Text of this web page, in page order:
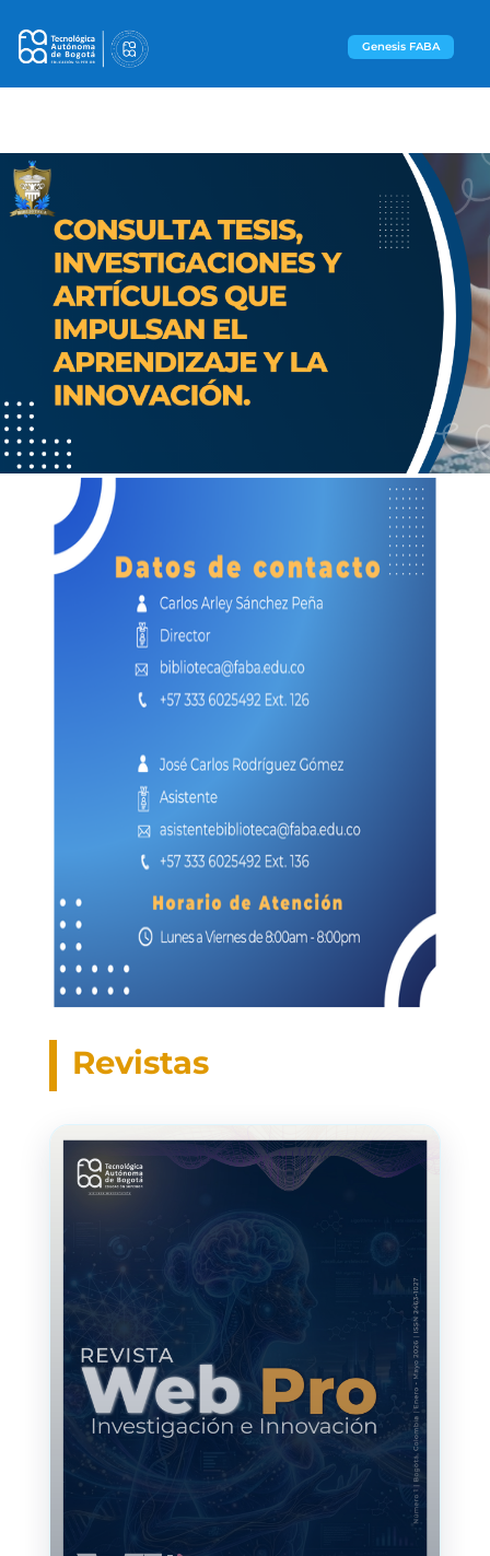
Genesis FABA
Revistas